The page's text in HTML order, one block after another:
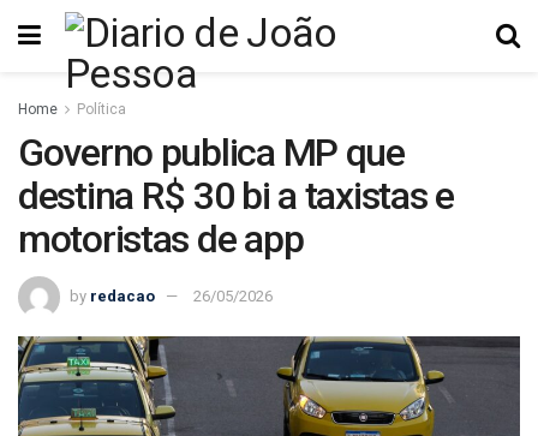
Home Política
Governo publica MP que
destina R$ 30 bi a taxistas e
motoristas de app
by redacao 26/05/2026